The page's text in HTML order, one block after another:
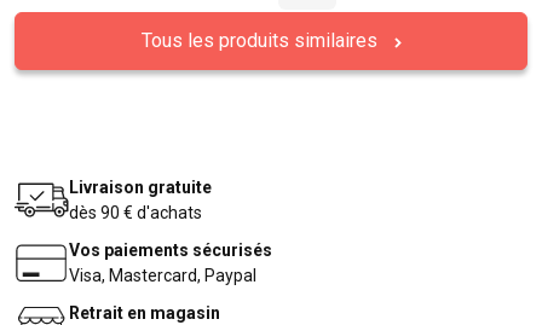
Tous les produits similaires
Livraison gratuite
dès 90 € d'achats
Vos paiements sécurisés
Visa, Mastercard, Paypal
Retrait en magasin